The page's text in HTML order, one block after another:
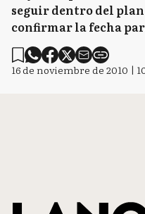
seguir dentro del
confirmar la fecha
16 de noviembre de 2010 |